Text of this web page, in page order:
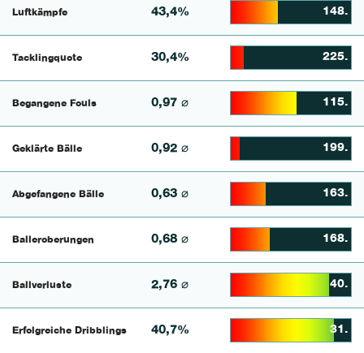
Luftkämpfe 43,4% 148.
Tacklingquote 30,4% 225.
Begangene Fouls 0,97 ⌀ 115.
Geklärte Bälle 0,92 ⌀ 199.
Abgefangene Bälle 0,63 ⌀ 163.
Balleroberungen 0,68 ⌀ 168.
Ballverluste 2,76 ⌀ 40.
Erfolgreiche Dribblings 40,7% 31.